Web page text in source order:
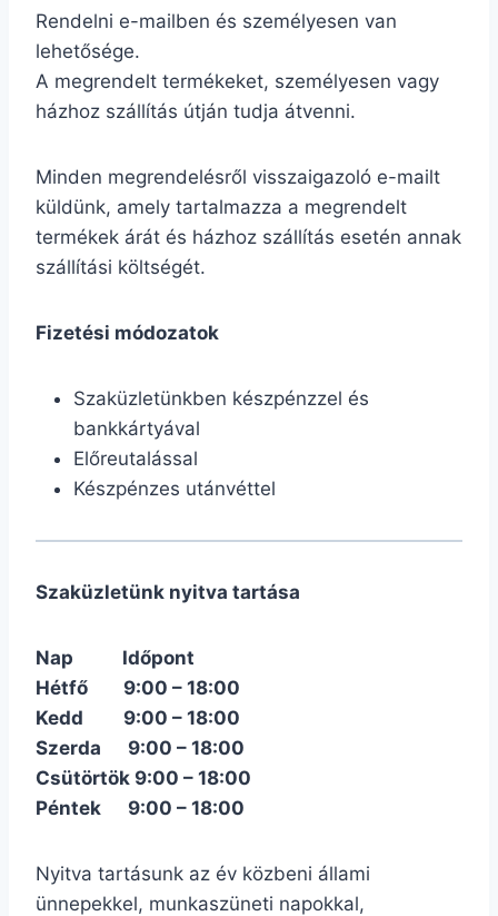
Rendelni e-mailben és személyesen van
lehetősége.
A megrendelt termékeket, személyesen vagy
házhoz szállítás útján tudja átvenni.
Minden megrendelésről visszaigazoló e-mailt
küldünk, amely tartalmazza a megrendelt
termékek árát és házhoz szállítás esetén annak
szállítási költségét.
Fizetési módozatok
Szaküzletünkben készpénzzel és
bankkártyával
Előreutalással
Készpénzes utánvéttel
Szaküzletünk nyitva tartása
Nap Időpont
Hétfő 9:00 – 18:00
Kedd
9:00 – 18:00
Szerda 9:00 – 18:00
Csütörtök 9:00 – 18:00
Péntek 9:00 – 18:00
Nyitva tartásunk az év közbeni állami
ünnepekkel, munkaszüneti napokkal,